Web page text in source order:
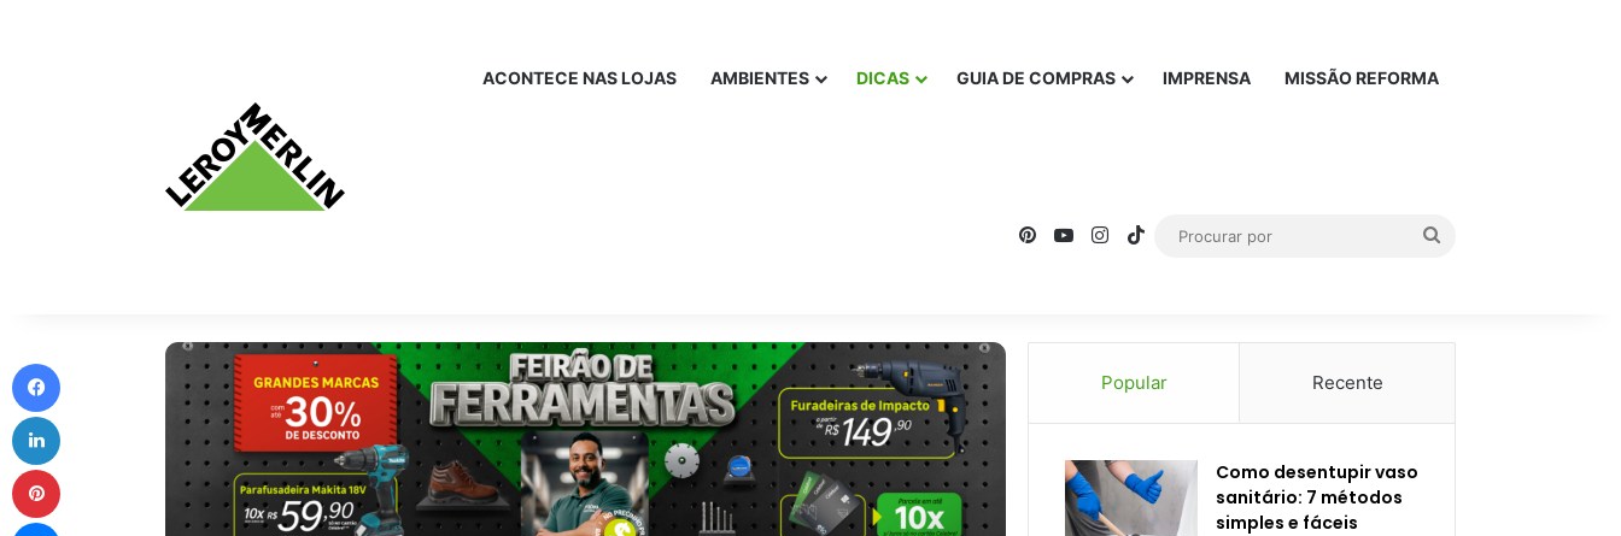
ACONTECE NAS LOJAS AMBIENTES DICAS GUIA DE COMPRAS IMPRENSA MISSÃO REFORMA
PinterestYouTubeInstagram
TikTok
Popular Recente
Como desentupir vaso
sanitário: 7 métodos
simples e fáceis